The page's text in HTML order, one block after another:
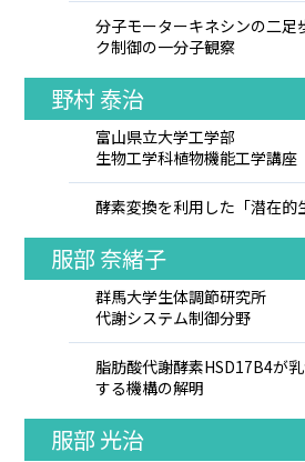
分子モーターキネシンの二
ク制御の一分子観察
野村 泰治
富山県立大学工学部
生物工学科植物機能工学講座
酵素変換を利用した「潜在的
服部 奈緒子
群馬大学生体調節研究所
代謝システム制御分野
脂肪酸代謝酵素HSD17B4が
する機構の解明
服部 光治